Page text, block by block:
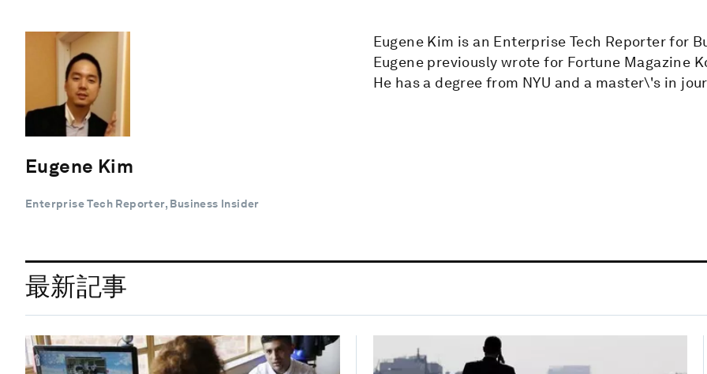
Eugene Kim
Enterprise Tech Reporter, Business Insider
Eugene Kim is an Enterprise Tech Reporter for
Eugene previously wrote for Fortune Magazine
He has a degree from NYU and a master\'s in
最新記事